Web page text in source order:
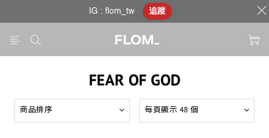
FEAR OF GOD
商品排序 每頁顯示 48 個
IG : flom_tw 追蹤